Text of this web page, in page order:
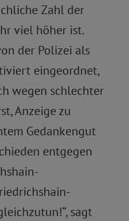
Zahl der
viel höher ist.
der Polizei als
eingeordnet,
wegen schlechter
Anzeige zu
Gedankengut
entgegen
sagt